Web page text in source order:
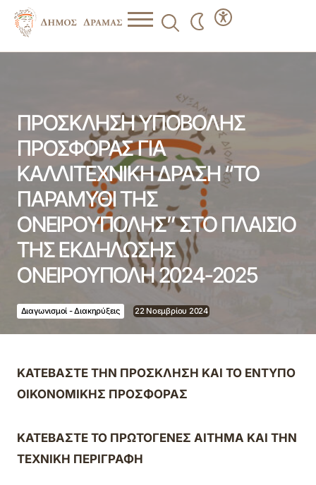
ΠΡΟΣΚΛΗΣΗ ΥΠΟΒΟΛΗΣ
ΠΡΟΣΦΟΡΑΣ ΓΙΑ
ΚΑΛΛΙΤΕΧΝΙΚΗ ΔΡΑΣΗ “ΤΟ
ΠΑΡΑΜΥΘΙ ΤΗΣ
ΟΝΕΙΡΟΥΠΟΛΗΣ” ΣΤΟ ΠΛΑΙΣΙΟ
ΤΗΣ ΕΚΔΗΛΩΣΗΣ
ΟΝΕΙΡΟΥΠΟΛΗ 2024-2025
Διαγωνισμοί - Διακηρύξεις 22 Νοεμβρίου 2024
ΚΑΤΕΒΑΣΤΕ ΤΗΝ ΠΡΟΣΚΛΗΣΗ ΚΑΙ ΤΟ ΕΝΤΥΠΟ
ΟΙΚΟΝΟΜΙΚΗΣ ΠΡΟΣΦΟΡΑΣ
ΚΑΤΕΒΑΣΤΕ ΤΟ ΠΡΩΤΟΓΕΝΕΣ ΑΙΤΗΜΑ ΚΑΙ ΤΗΝ
ΤΕΧΝΙΚΗ ΠΕΡΙΓΡΑΦΗ